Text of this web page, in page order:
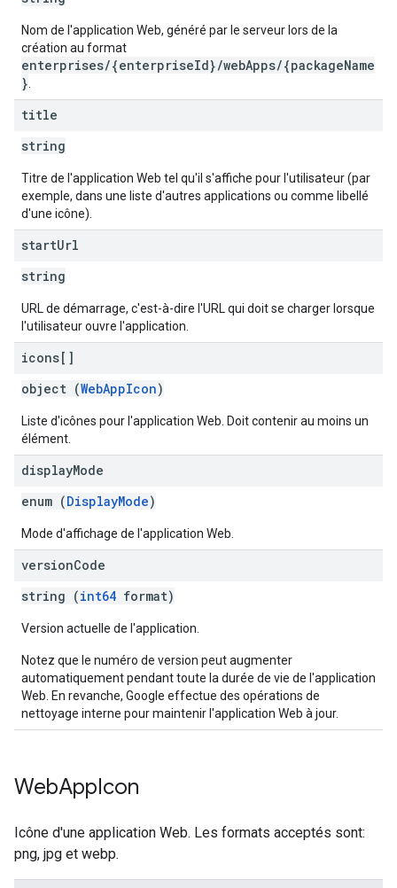
Nom de l'application Web, généré par le serveur lors de la
création au format
enterprises/{enterpriseId}/webApps/{packageName
}
title
string
Titre de l'application Web tel qu'il s'affiche pour l'utilisateur (par
exemple, dans une liste d'autres applications ou comme libellé
d'une icône).
startUrl
string
URL de démarrage, c'est-à-dire l'URL qui doit se charger lorsque
l'utilisateur ouvre l'application.
icons[]
object (WebAppIcon)
Liste d'icônes pour l'application Web. Doit contenir au moins un
élément.
displayMode
enum (DisplayMode)
Mode d'affichage de l'application Web.
versionCode
string (int64 format)
Version actuelle de l'application.
Notez que le numéro de version peut augmenter
automatiquement pendant toute la durée de vie de l'application
Web. En revanche, Google effectue des opérations de
nettoyage interne pour maintenir l'application Web à jour.
WebAppIcon
Icône d'une application Web. Les formats acceptés sont:
png, jpg et webp.